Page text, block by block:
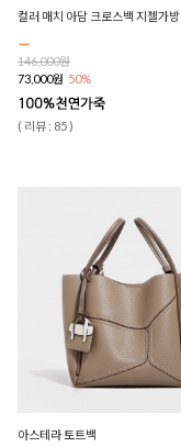
컬러 매치 아담 크로스백 지젤가방
146,000원
73,000원 50%
( 리뷰 : 85 )
아스테라 토트백